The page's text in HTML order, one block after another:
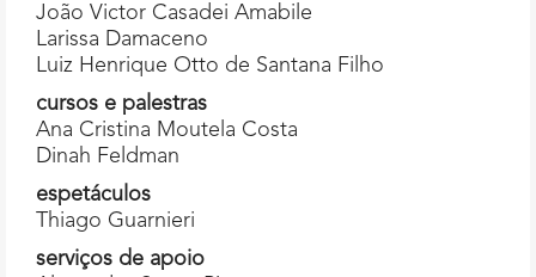
João Victor Casadei Amabile
Larissa Damaceno
Luiz Henrique Otto de Santana Filho
cursos e palestras
Ana Cristina Moutela Costa
Dinah Feldman
espetáculos
Thiago Guarnieri
serviços de apoio